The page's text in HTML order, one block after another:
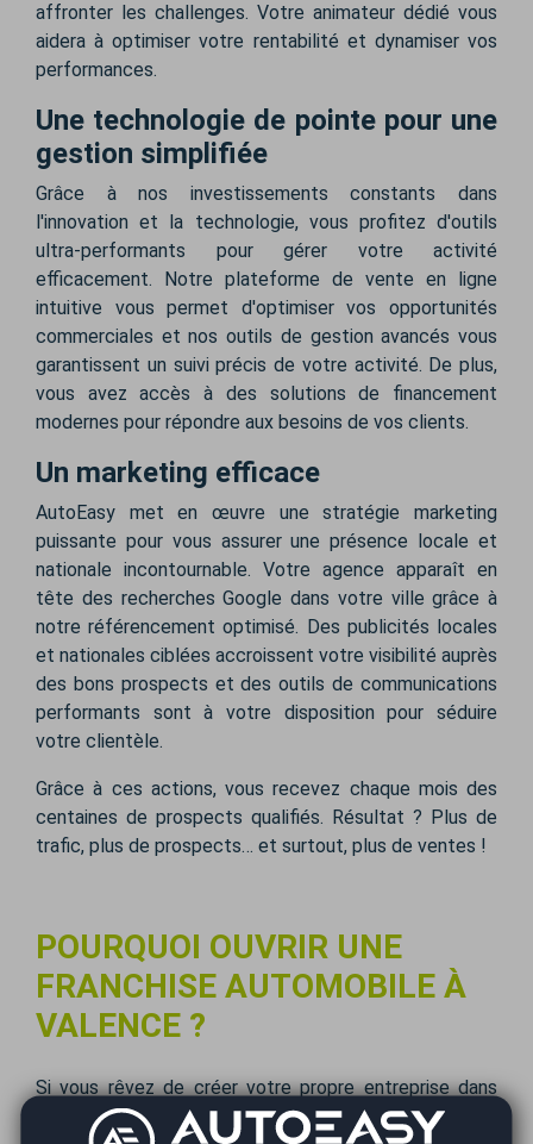
affronter les challenges. Votre animateur dédié vous
aidera à optimiser votre rentabilité et dynamiser vos
performances.
Une technologie de pointe pour une
gestion simplifiée
Grâce à nos investissements constants dans
l'innovation et la technologie, vous profitez d'outils
ultra-performants pour gérer votre activité
efficacement. Notre plateforme de vente en ligne
intuitive vous permet d'optimiser vos opportunités
commerciales et nos outils de gestion avancés vous
garantissent un suivi précis de votre activité. De plus,
vous avez accès à des solutions de financement
modernes pour répondre aux besoins de vos clients.
Un marketing efficace
AutoEasy met en œuvre une stratégie marketing
puissante pour vous assurer une présence locale et
nationale incontournable. Votre agence apparaît en
tête des recherches Google dans votre ville grâce à
notre référencement optimisé. Des publicités locales
et nationales ciblées accroissent votre visibilité auprès
des bons prospects et des outils de communications
performants sont à votre disposition pour séduire
votre clientèle.
Grâce à ces actions, vous recevez chaque mois des
centaines de prospects qualifiés. Résultat ? Plus de
trafic, plus de prospects… et surtout, plus de ventes !
POURQUOI OUVRIR UNE
FRANCHISE AUTOMOBILE À
VALENCE ?
Si vous rêvez de créer votre propre entreprise dans
l'automobile, Valence réunit tous les éléments du